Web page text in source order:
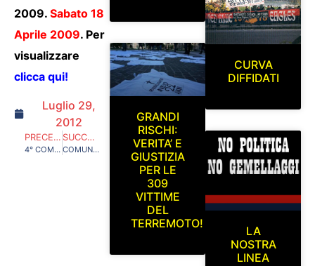
2009. Sabato 18
Aprile 2009. Per
visualizzare
clicca qui!
Luglio 29,
2012
PRECEDENTE
4° COMUNICATO UFFICIALE RED BLUE EAGLES L’AQUILA 1978 IN MERITO AL PROGETTO “PARCO DEL SOLE ULTRAS D’ITALIA” AGGIORNATO AL 3 MARZO 2011
SUCCESSIVO
COMUNICATI UFFICIALI RED BLUE EAGLES L’AQUILA 1978 STAGIONE 2009/2010
GRANDI
RISCHI:
VERITA’ E
GIUSTIZIA
PER LE
309
VITTIME
DEL
TERREMOTO!
CURVA
DIFFIDATI
LA
NOSTRA
LINEA